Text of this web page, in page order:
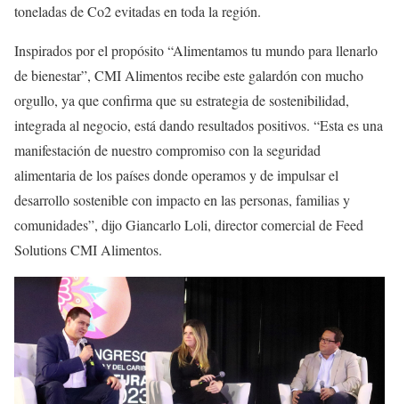
toneladas de Co2 evitadas en toda la región.
Inspirados por el propósito “Alimentamos tu mundo para llenarlo
de bienestar”, CMI Alimentos recibe este galardón con mucho
orgullo, ya que confirma que su estrategia de sostenibilidad,
integrada al negocio, está dando resultados positivos. “Esta es una
manifestación de nuestro compromiso con la seguridad
alimentaria de los países donde operamos y de impulsar el
desarrollo sostenible con impacto en las personas, familias y
comunidades”, dijo Giancarlo Loli, director comercial de Feed
Solutions CMI Alimentos.